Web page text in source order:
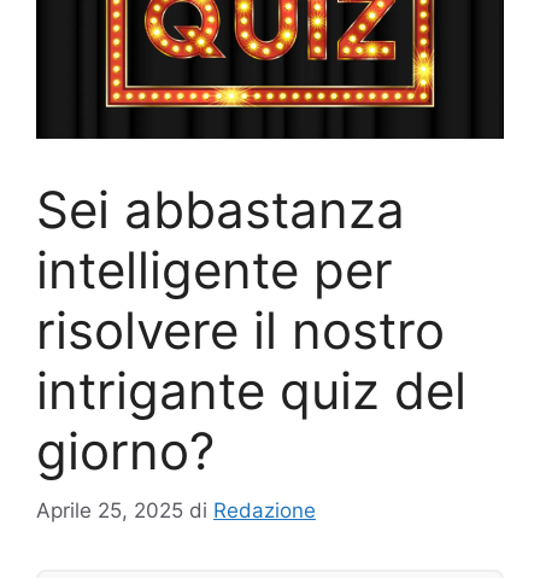
Sei abbastanza
intelligente per
risolvere il nostro
intrigante quiz del
giorno?
Aprile 25, 2025 di Redazione